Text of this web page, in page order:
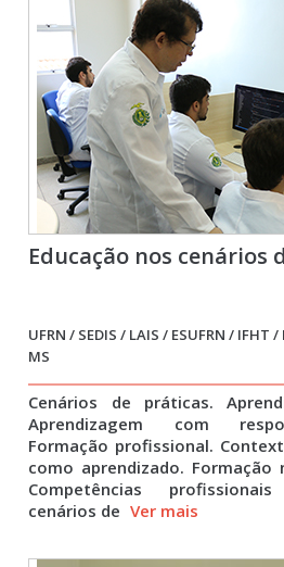
Educação nos cenários
UFRN / SEDIS / LAIS / ESUFRN / IFHT /
MS
Cenários de práticas.
Aprendizagem com
Formação profissional.
como aprendizado. Formação
Competências
cenários de Ver mais